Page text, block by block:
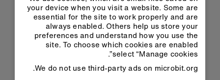
your device when you visit a website. Some are
essential for the site to work properly and are
always enabled. Others help us store your
preferences and understand how you use the
site. To choose which cookies are enabled
select “Manage cookies”.
We do not use third-party ads on microbit.org.